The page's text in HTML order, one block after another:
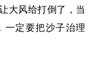
大风给打倒了，当
一定要把沙子治理